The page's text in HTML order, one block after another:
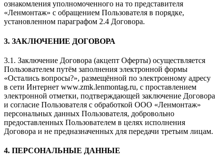
ознакомления уполномоченного на то представителя
«Ленмонтаж» с обращением Пользователя в порядке,
установленном параграфом 2.4 Договора.
3. ЗАКЛЮЧЕНИЕ ДОГОВОРА
3.1. Заключение Договора (акцепт Оферты) осуществляется
Пользователем путём заполнения электронной формы
«Остались вопросы?», размещённой по электронному адресу
в сети Интернет www.zmk.lenmontag.ru, с проставлением
электронной отметки, подтверждающей заключение Договора
и согласие Пользователя с обработкой ООО «Ленмонтаж»
персональных данных Пользователя, добровольно
предоставленных Пользователем в целях исполнения
Договора и не предназначенных для передачи третьим лицам.
4. ПЕРСОНАЛЬНЫЕ ДАННЫЕ